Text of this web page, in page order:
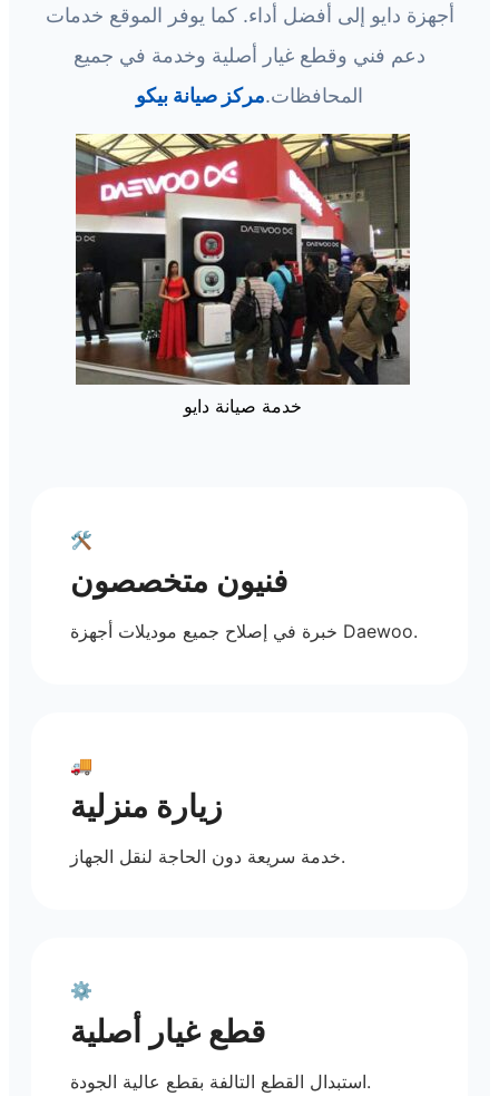
أجهزة دايو إلى أفضل أداء. كما يوفر الموقع خدمات
دعم فني وقطع غيار أصلية وخدمة في جميع
المحافظات.مركز صيانة بيكو
خدمة صيانة دايو
🛠️
فنيون متخصصون
خبرة في إصلاح جميع موديلات أجهزة Daewoo.
🚚
زيارة منزلية
خدمة سريعة دون الحاجة لنقل الجهاز.
⚙️
قطع غيار أصلية
استبدال القطع التالفة بقطع عالية الجودة.